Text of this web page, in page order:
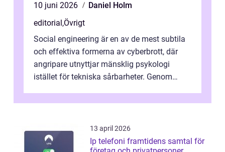
10 juni 2026
Daniel Holm
editorial,Övrigt
Social engineering är en av de mest subtila
och effektiva formerna av cyberbrott, där
angripare utnyttjar mänsklig psykologi
istället för tekniska sårbarheter. Genom
13 april 2026
Ip telefoni framtidens samtal för